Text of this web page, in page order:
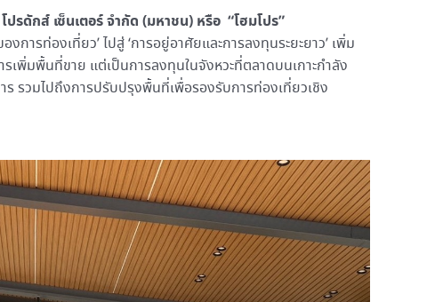
รดักส์ เซ็นเตอร์ จำกัด (มหาชน) หรือ “โฮมโปร”
ารท่องเที่ยว’ ไปสู่ ‘การอยู่อาศัยและการลงทุนระยะยาว’ เพิ่ม
เพิ่มพื้นที่ขาย แต่เป็นการลงทุนในจังหวะที่ตลาดบนเกาะกำลัง
รวมไปถึงการปรับปรุงพื้นที่เพื่อรองรับการท่องเที่ยวเชิง